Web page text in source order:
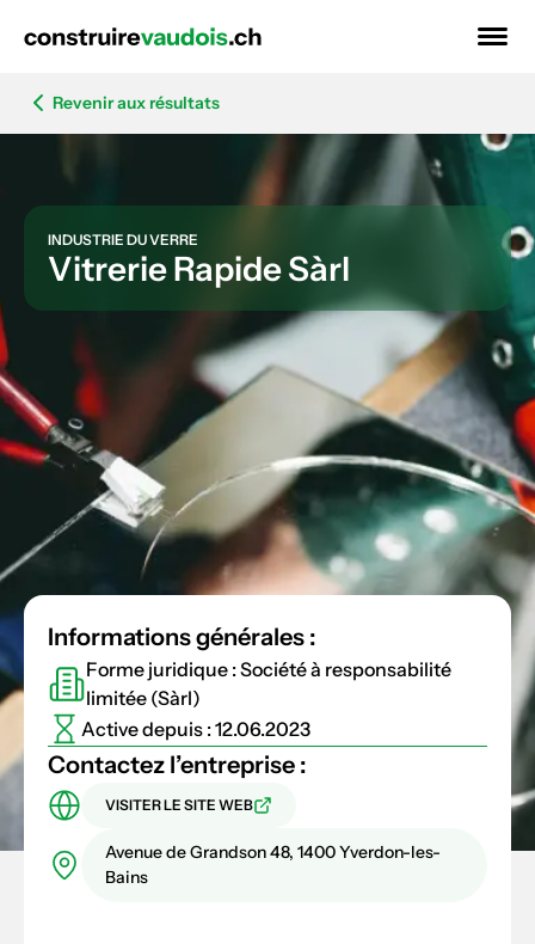
Revenir aux résultats
INDUSTRIE DU VERRE
Vitrerie Rapide Sàrl
Informations générales :
Forme juridique : Société à responsabilité
limitée (Sàrl)
Active depuis : 12.06.2023
Contactez l’entreprise :
VISITER LE SITE WEB
Avenue de Grandson 48, 1400 Yverdon-les-
Bains